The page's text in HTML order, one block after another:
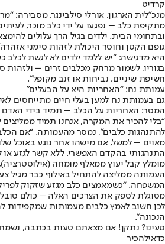
קרדיט
מנכ”לית הארגון, אורלי סילבינגר, מסבירה:
מתקיפת כלב – נפגעו על ידי כלב מוכר,
ובתחומי הבית. ילדים בגיל הרך עלולים
גופם הקטן וחוסר היכולת לזהות סימני
היא מדגישה: “יש ללמד ילדים לא לגשת לכלב
בגוריו, לשמור מרחק מכלבים זרים – ולזהות
חשיפת שיניים, נביחות או זנב מקופל”.
עמותת נח: “האחריות היא על הבעלים”
גם בעמותת נח למען בעלי חיים מתייחסים
המסר: האחריות על הכלב – תמיד בידי האדם
“בלי להכיר את המקרה, אנחנו תמיד
להתנהגות כלבים”, נמסר מהעמותה. “אם
מאוים – למשל, אם מישהו אחר נוגע באוכל
התנהגותי בהקדם האפשרי. ללא קשר לגזע או
מומלץ קבל יעוץ ממאלף מומחה
העמותה ממליצה להתחיל באילוף כבר מגיל
המשפחה. “כשמאמצים כלב מגזע שזקוק
מסוגלת לספק את הצרכים האלה – כולם
לכן חשוב לאמץ כלבים מעמותות
הנכונה”.
טעינו? נתקן! אם מצאתם טעות בכתבה,
כדאילהכיר